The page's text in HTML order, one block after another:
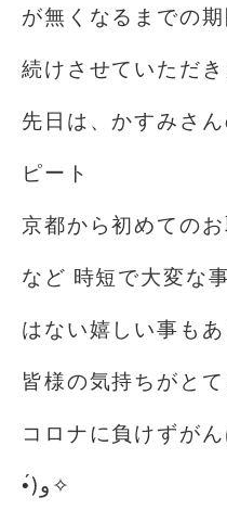
が無くなるまでの
続けさせていただ
先日は、かすみさ
ピート
京都から初めての
など 時短で大変な
はない嬉しい事も
皆様の気持ちがと
コロナに負けずが
•́)و✧